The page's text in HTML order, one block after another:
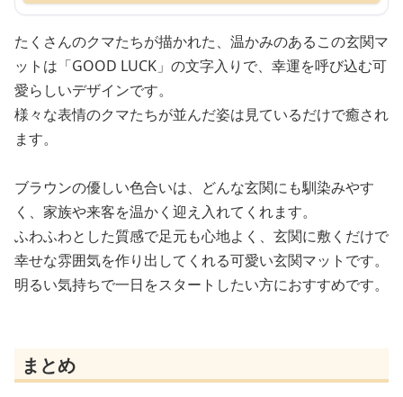
たくさんのクマたちが描かれた、温かみのあるこの玄関マ
ットは「GOOD LUCK」の文字入りで、幸運を呼び込む可
愛らしいデザインです。
様々な表情のクマたちが並んだ姿は見ているだけで癒され
ます。
ブラウンの優しい色合いは、どんな玄関にも馴染みやす
く、家族や来客を温かく迎え入れてくれます。
ふわふわとした質感で足元も心地よく、玄関に敷くだけで
幸せな雰囲気を作り出してくれる可愛い玄関マットです。
明るい気持ちで一日をスタートしたい方におすすめです。
まとめ